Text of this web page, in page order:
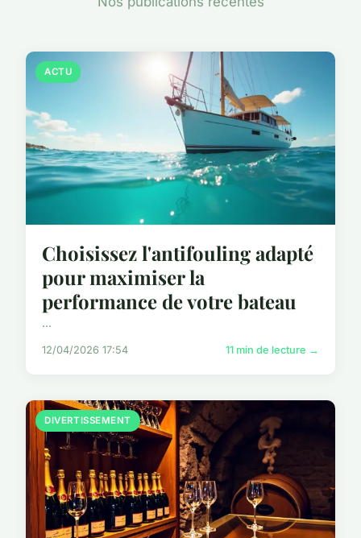
ACTU
Choisissez l'antifouling adapté
pour maximiser la
performance de votre bateau
...
12/04/2026 17:54 11 min de lecture →
DIVERTISSEMENT